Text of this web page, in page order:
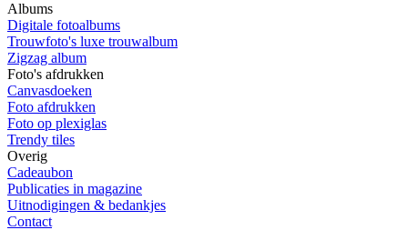
Albums
Digitale fotoalbums
Trouwfoto's luxe trouwalbum
Zigzag album
Foto's afdrukken
Canvasdoeken
Foto afdrukken
Foto op plexiglas
Trendy tiles
Overig
Cadeaubon
Publicaties in magazine
Uitnodigingen & bedankjes
Contact